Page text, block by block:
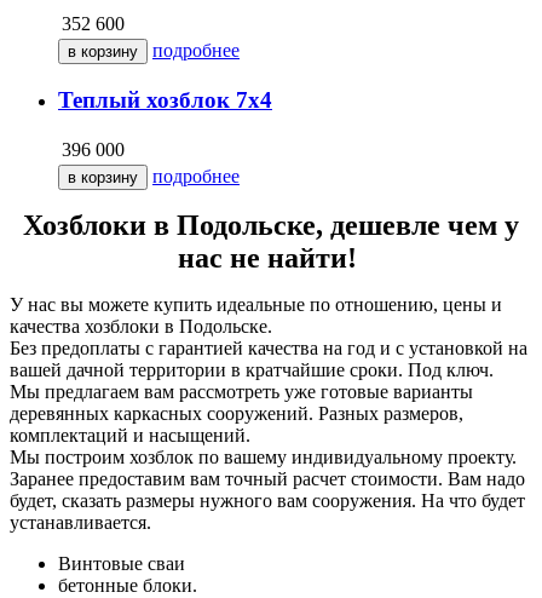
352 600
подробнее
Теплый хозблок 7х4
396 000
подробнее
Хозблоки в Подольске, дешевле чем у
нас не найти!
У нас вы можете купить идеальные по отношению, цены и
качества хозблоки в Подольске.
Без предоплаты с гарантией качества на год и с установкой на
вашей дачной территории в кратчайшие сроки. Под ключ.
Мы предлагаем вам рассмотреть уже готовые варианты
деревянных каркасных сооружений. Разных размеров,
комплектаций и насыщений.
Мы построим хозблок по вашему индивидуальному проекту.
Заранее предоставим вам точный расчет стоимости. Вам надо
будет, сказать размеры нужного вам сооружения. На что будет
устанавливается.
Винтовые сваи
бетонные блоки.